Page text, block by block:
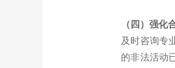
（四）强化
及时咨询专
的非法活动